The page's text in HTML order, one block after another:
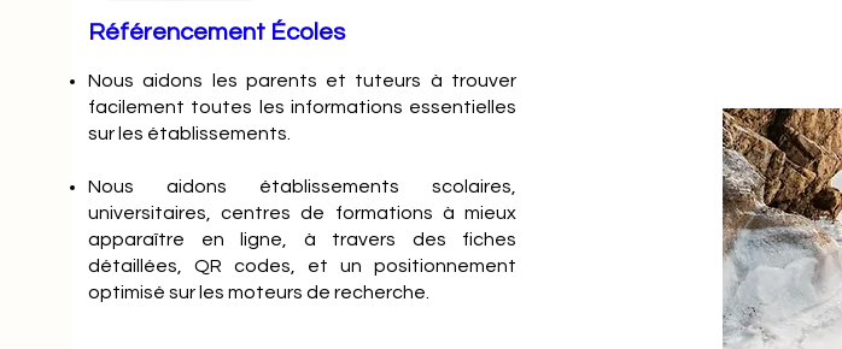
Référencement Écoles
Nousaidons les parents et tuteurs à trouver
facilement toutes les informations essentielles
sur les établissements.
Nous aidons établissements scolaires,
universitaires, centres de formations à mieux
apparaître en ligne, à travers des fiches
détaillées, QR codes, et un positionnement
optimisé sur les moteurs de recherche.